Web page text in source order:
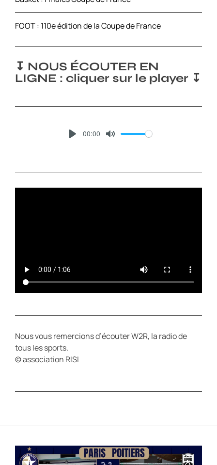
FOOT : 110e édition de la Coupe de France
↧ NOUS ÉCOUTER EN
LIGNE : cliquer sur le player ↧
A
00:00
T
Nous vous remercions d’écouter W2R, la radio de
tous les sports.
© association RISI